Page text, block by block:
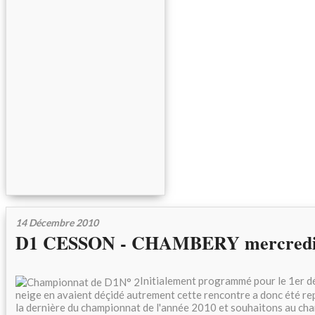
14 Décembre 2010
D1 CESSON - CHAMBERY
Initialement programmé pour le 1er
neige en avaient déçidé autrement cette rencontre a donc été
la dernière du championnat de l'année 2010 et souhaitons au